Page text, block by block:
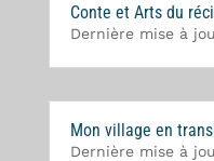
Conte et Arts du
Dernière mise à
Mon village en
Dernière mise à